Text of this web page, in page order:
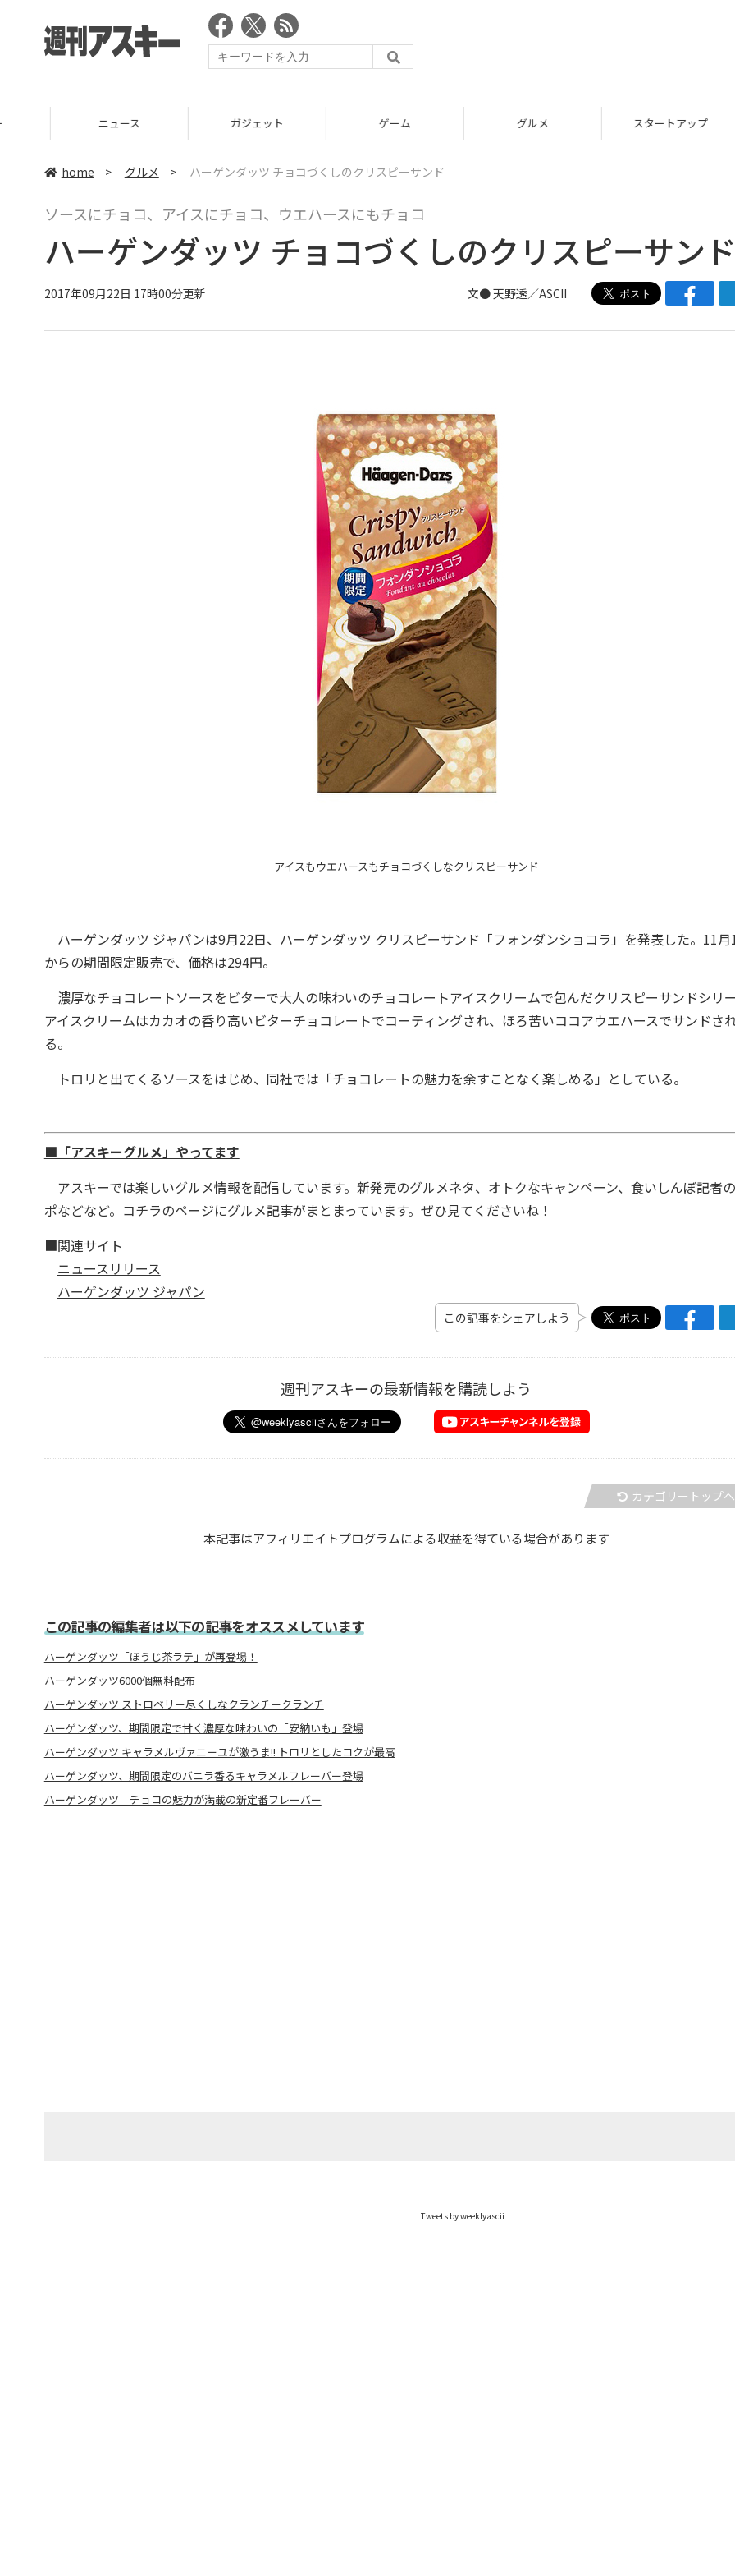
ガジェット スタートアップ
home > グルメ > ハーゲンダッツ チョコづくしのクリスピーサンド
ソースにチョコ、アイスにチョコ、ウエハースにもチョコ
ハーゲンダッツ チョコづくしのクリスピーサン
2017年09月22日 17時00分更新 文● 天野透／ASCII
アイスもウエハースもチョコづくしなクリスピーサンド
ハーゲンダッツ ジャパンは9月22日、ハーゲンダッツ クリスピーサンド「フォンダンショコラ」を発表した。11月
からの期間限定販売で、価格は294円。
濃厚なチョコレートソースをビターで大人の味わいのチョコレートアイスクリームで包んだクリスピーサンドシリ
アイスクリームはカカオの香り高いビターチョコレートでコーティングされ、ほろ苦いココアウエハースでサンドさ
る。
トロリと出てくるソースをはじめ、同社では「チョコレートの魅力を余すことなく楽しめる」としている。
■「アスキーグルメ」やってます
アスキーでは楽しいグルメ情報を配信しています。新発売のグルメネタ、オトクなキャンペーン、食いしんぼ記者
ポなどなど。 コチラのページにグルメ記事がまとまっています。ぜひ見てくださいね！
■関連サイト
ニュースリリース
ハーゲンダッツ ジャパン
この記事をシェアしよう
週刊アスキーの最新情報を購読しよう
カテゴリートップへ
本記事はアフィリエイトプログラムによる収益を得ている場合があります
この記事の編集者は以下の記事をオススメしています
ハーゲンダッツ「ほうじ茶ラテ」が再登場！
ハーゲンダッツ6000個無料配布
ハーゲンダッツ ストロベリー尽くしなクランチークランチ
ハーゲンダッツ、期間限定で甘く濃厚な味わいの「安納いも」登場
ハーゲンダッツ キャラメルヴァニーユが激うま!! トロリとしたコクが最高
ハーゲンダッツ、期間限定のバニラ香るキャラメルフレーバー登場
ハーゲンダッツ チョコの魅力が満載の新定番フレーバー
Tweets by weeklyascii